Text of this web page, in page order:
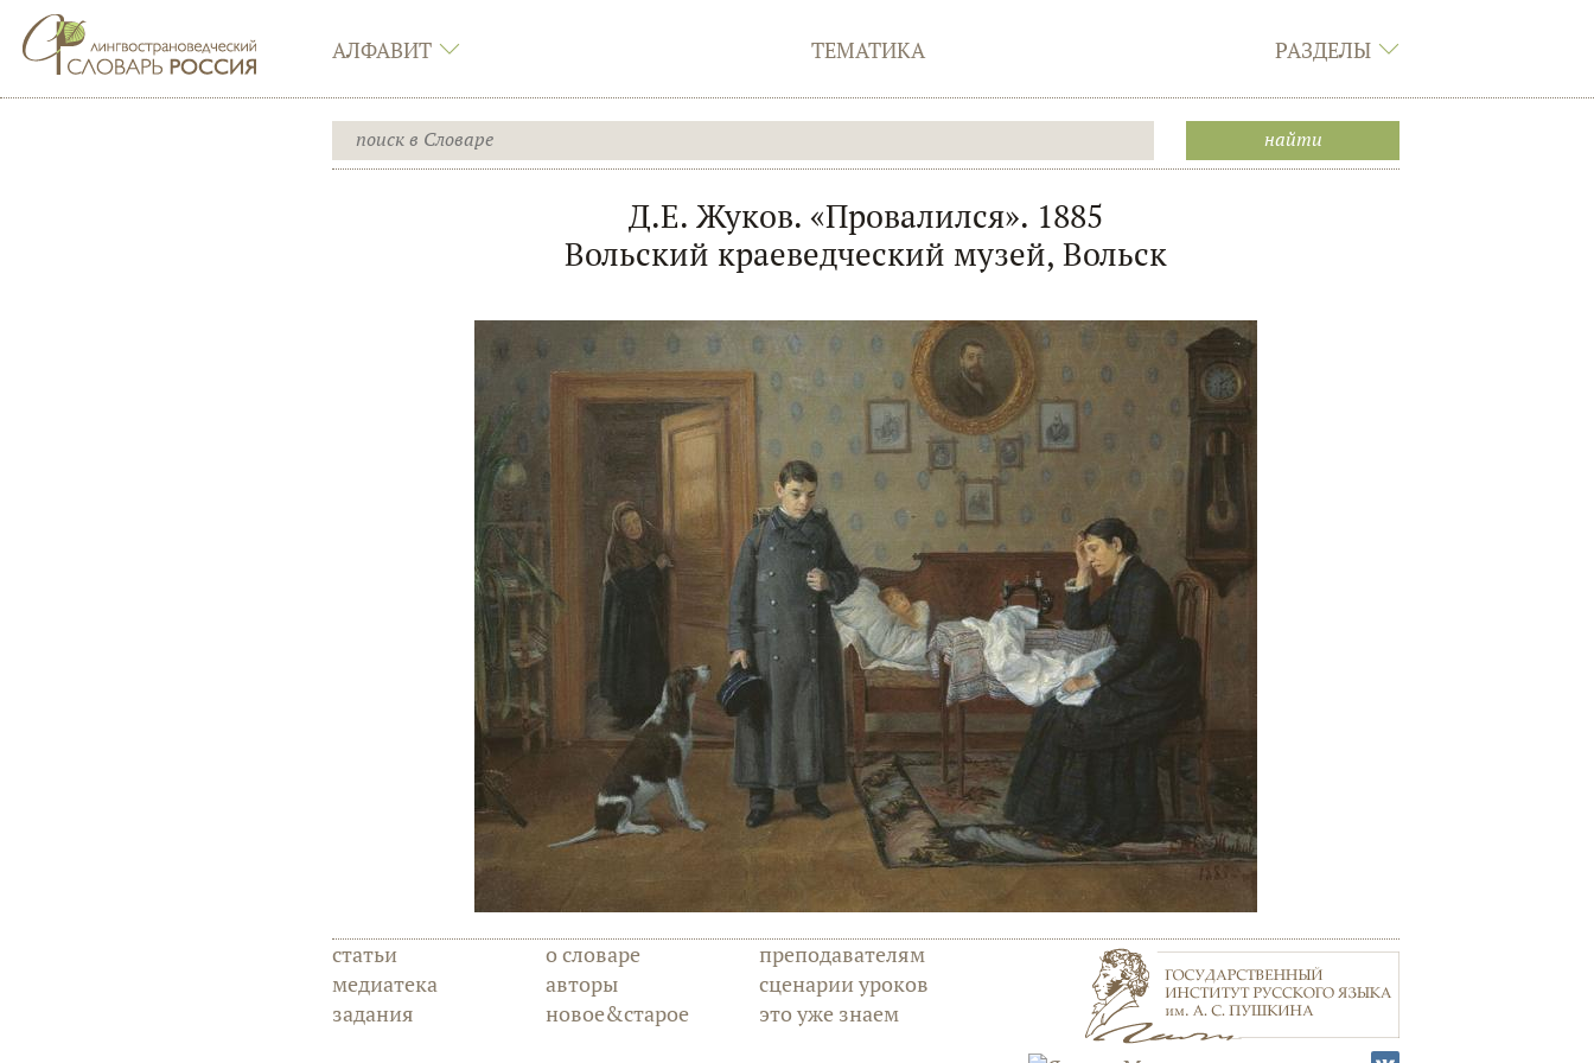
АЛФАВИТ ТЕМАТИКА РАЗДЕЛЫ
Д.Е. Жуков. «Провалился». 1885
Вольский краеведческий музей, Вольск
статьи
медиатека
задания
о словаре
авторы
новое&старое
преподавателям
сценарии уроков
это уже знаем